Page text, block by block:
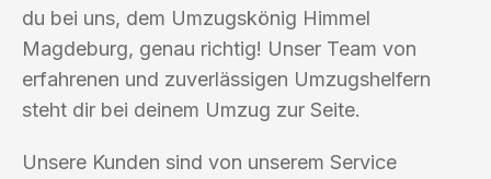
du bei uns, dem Umzugskönig Himmel
Magdeburg, genau richtig! Unser Team von
erfahrenen und zuverlässigen Umzugshelfern
steht dir bei deinem Umzug zur Seite.
Unsere Kunden sind von unserem Service